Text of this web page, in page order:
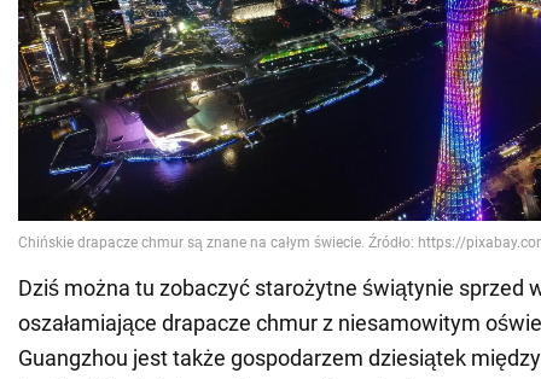
Dziś można tu zobaczyć starożytne świątynie sprzed
oszałamiające drapacze chmur z niesamowitym
Guangzhou jest także gospodarzem dziesiątek